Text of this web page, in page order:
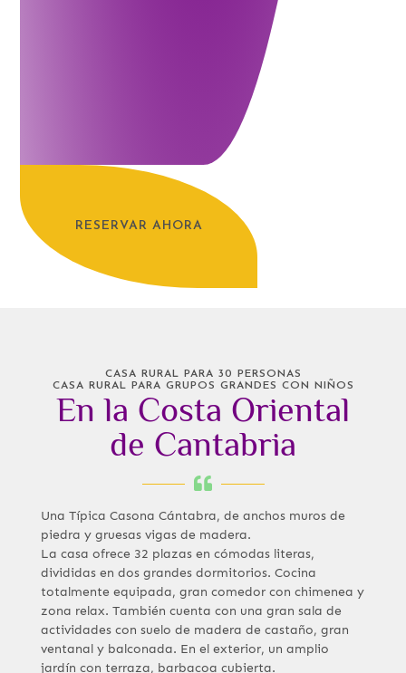
RESERVAR AHORA
CASA RURAL PARA 30 PERSONAS
CASA RURAL PARA GRUPOS GRANDES CON NIÑOS
En la Costa Oriental
de Cantabria
Una Típica Casona Cántabra, de anchos muros de
piedra y gruesas vigas de madera.
La casa ofrece 32 plazas en cómodas literas,
divididas en dos grandes dormitorios. Cocina
totalmente equipada, gran comedor con chimenea y
zona relax. También cuenta con una gran sala de
actividades con suelo de madera de castaño, gran
ventanal y balconada. En el exterior, un amplio
jardín con terraza, barbacoa cubierta.